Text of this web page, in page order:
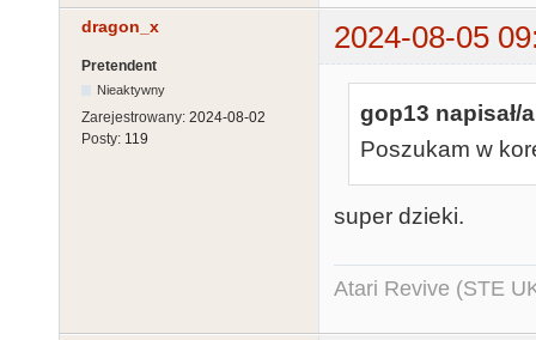
dragon_x 2024-08-05
Pretendent
Nieaktywny
Zarejestrowany: 2024-08-02
Posty: 119
gop13 napisał/
Poszukam w
super dzieki.
Atari Revive (STE